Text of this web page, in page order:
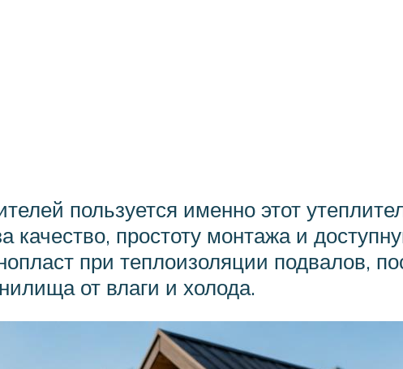
пользуется именно этот
качество, простоту монтажа и
при теплоизоляции подвалов,
от влаги и холода.